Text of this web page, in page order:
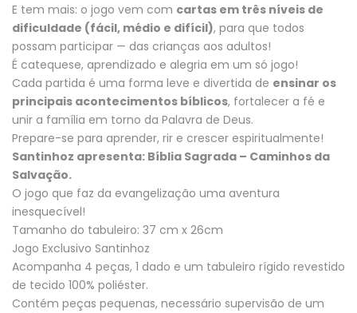
E tem mais: o jogo vem com cartas em três níveis de
dificuldade (fácil, médio e difícil), para que todos
possam participar — das crianças aos adultos!
É catequese, aprendizado e alegria em um só jogo!
Cada partida é uma forma leve e divertida de ensinar os
principais acontecimentos bíblicos, fortalecer a fé e
unir a família em torno da Palavra de Deus.
Prepare-se para aprender, rir e crescer espiritualmente!
Santinhoz apresenta: Bíblia Sagrada – Caminhos da
Salvação.
O jogo que faz da evangelização uma aventura
inesquecível!
Tamanho do tabuleiro: 37 cm x 26cm
Jogo Exclusivo Santinhoz
Acompanha 4 peças, 1 dado e um tabuleiro rígido revestido
de tecido 100% poliéster.
Contém peças pequenas, necessário supervisão de um